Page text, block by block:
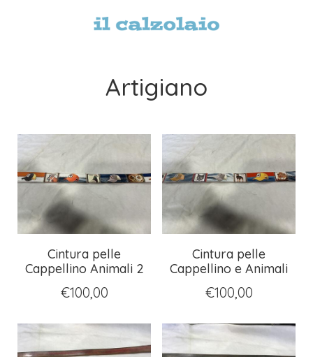
Artigiano
Cintura pelle
Cappellino Animali 2
€100,00
Cintura pelle
Cappellino e Animali
€100,00